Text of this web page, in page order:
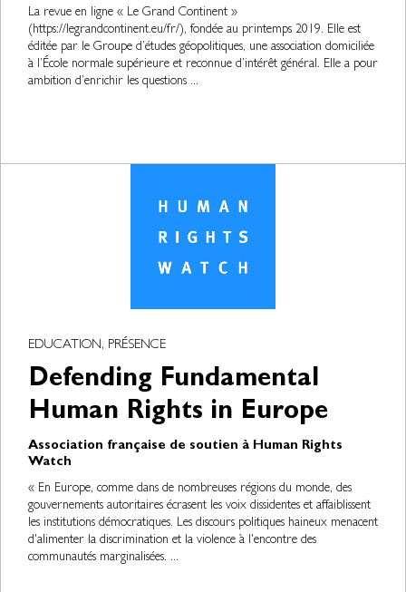
La revue en ligne « Le Grand Continent »
(https://legrandcontinent.eu/fr/), fondée au printemps 2019. Elle est
éditée par le Groupe d’études géopolitiques, une association domiciliée
à l’École normale supérieure et reconnue d’intérêt général. Elle a pour
ambition d’enrichir les questions ...
EDUCATION, PRÉSENCE
Defending Fundamental
Human Rights in Europe
Association française de soutien à Human Rights
Watch
« En Europe, comme dans de nombreuses régions du monde, des
gouvernements autoritaires écrasent les voix dissidentes et affaiblissent
les institutions démocratiques. Les discours politiques haineux menacent
d'alimenter la discrimination et la violence à l'encontre des
communautés marginalisées. ...